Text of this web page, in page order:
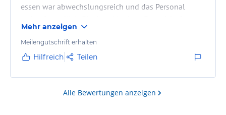
essen war abwechslungsreich und das Personal
niemand Deutsch. Ansonsten Top!
Mehr anzeigen
Meilengutschrift erhalten
Hilfreich Teilen
Alle Bewertungen anzeigen